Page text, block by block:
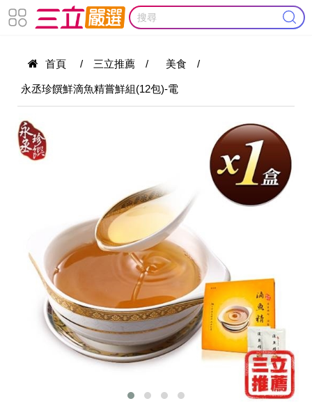
首頁 / 三立推薦 / 美食 /
永丞珍饌鮮滴魚精嘗鮮組(12包)-電